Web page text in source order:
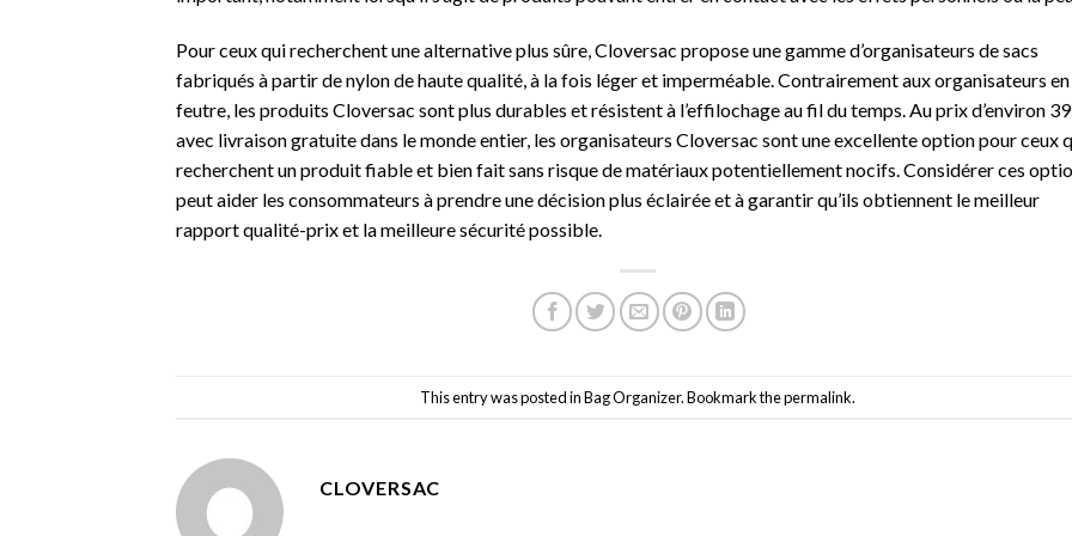
Pour ceux qui recherchent une alternative plus sûre, Cloversac propose une gamme d’organisateurs de sacs
fabriqués à partir de nylon de haute qualité, à la fois léger et imperméable. Contrairement aux organisateurs en
feutre, les produits Cloversac sont plus durables et résistent à l’effilochage au fil du temps. Au prix d’environ
avec livraison gratuite dans le monde entier, les organisateurs Cloversac sont une excellente option pour ceux
recherchent un produit fiable et bien fait sans risque de matériaux potentiellement nocifs. Considérer ces
peut aider les consommateurs à prendre une décision plus éclairée et à garantir qu’ils obtiennent le meilleur
rapport qualité-prix et la meilleure sécurité possible.
This entry was posted inBag Organizer. Bookmark thepermalink.
CLOVERSAC